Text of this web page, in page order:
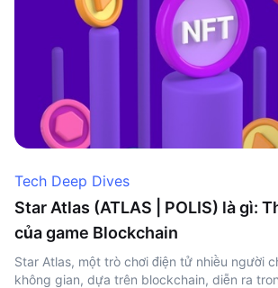
Tech Deep Dives
Star Atlas (ATLAS | POLIS) là gì:
của game Blockchain
Star Atlas, một trò chơi điện tử nhiều người
không gian, dựa trên blockchain, diễn ra